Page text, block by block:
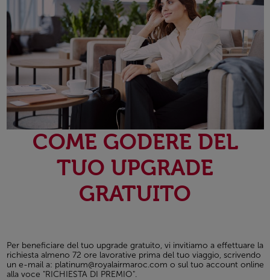
COME GODERE DEL
TUO UPGRADE
GRATUITO
Per beneficiare del tuo upgrade gratuito, vi invitiamo a effettuare la
richiesta almeno 72 ore lavorative prima del tuo viaggio, scrivendo
un e-mail a: platinum@royalairmaroc.com o sul tuo account online
alla voce "RICHIESTA DI PREMIO".